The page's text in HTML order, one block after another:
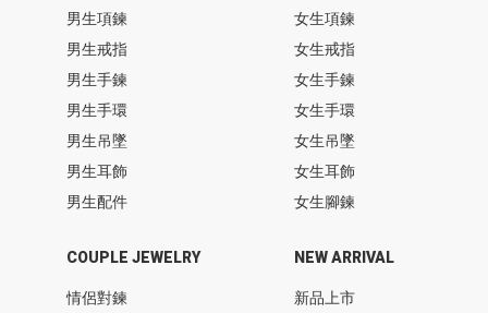
男生項鍊
男生戒指
男生手鍊
男生手環
男生吊墜
男生耳飾
男生配件
女生項鍊
女生戒指
女生手鍊
女生手環
女生吊墜
女生耳飾
女生腳鍊
COUPLE JEWELRY
情侶對鍊
NEW ARRIVAL
新品上市